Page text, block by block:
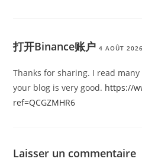
打开Binance账户 4 AOÛT 2026
Thanks for sharing. I read
your blog is very good. https://
ref=QCGZMHR6
Laisser un commentaire